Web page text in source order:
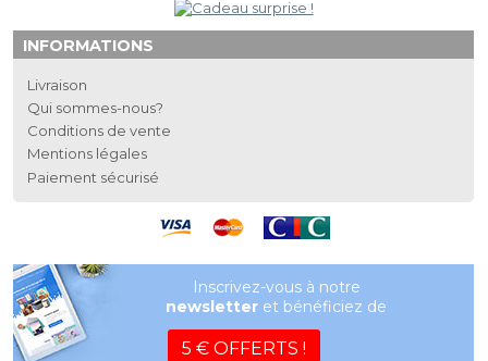
INFORMATIONS
Livraison
Qui sommes-nous?
Conditions de vente
Mentions légales
Paiement sécurisé
Inscrivez-vous à notre
newsletter et bénéficiez de
5 € OFFERTS !